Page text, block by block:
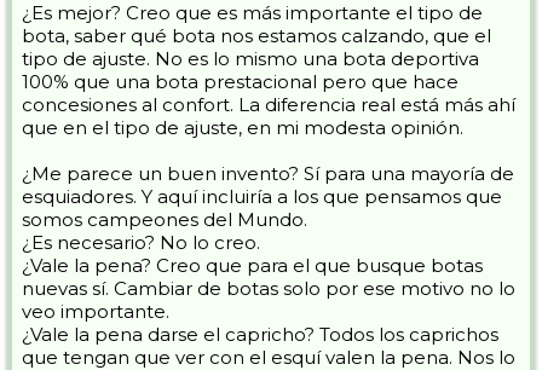
¿Es mejor? Creo que es más importante el tipo de
bota, saber qué bota nos estamos calzando, que el
tipo de ajuste. No es lo mismo una bota deportiva
100% que una bota prestacional pero que hace
concesiones al confort. La diferencia real está más ahí
que en el tipo de ajuste, en mi modesta opinión.
¿Me parece un buen invento? Sí para una mayoría de
esquiadores. Y aquí incluiría a los que pensamos que
somos campeones del Mundo.
¿Es necesario? No lo creo.
¿Vale la pena? Creo que para el que busque botas
nuevas sí. Cambiar de botas solo por ese motivo no lo
veo importante.
¿Vale la pena darse el capricho? Todos los caprichos
que tengan que ver con el esquí valen la pena. Nos lo